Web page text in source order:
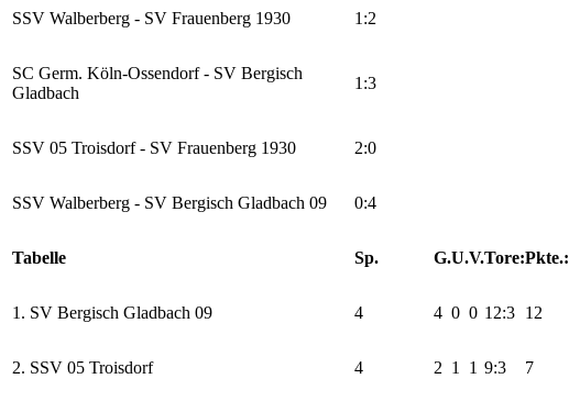
SSV Walberberg - SV Frauenberg 1930 1:2
SC Germ. Köln-Ossendorf - SV Bergisch
Gladbach
1:3
SSV 05 Troisdorf - SV Frauenberg 1930 2:0
SSV Walberberg - SV Bergisch Gladbach 09 0:4
Tabelle Sp. G.U.V.Tore:Pkte.:
1. SV Bergisch Gladbach 09 4 4 0 0 12:3 12
2. SSV 05 Troisdorf 4 2 1 1 9:3 7